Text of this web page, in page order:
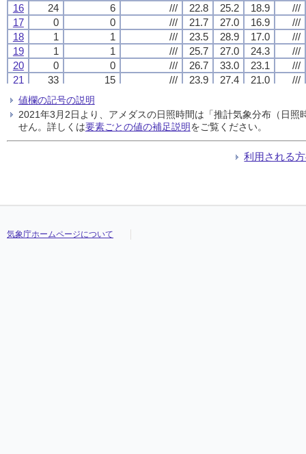
16
24 6 /// 22.8 25.2 18.9
///
17
0 0 /// 21.7 27.0 16.9
///
18
1 1 /// 23.5 28.9 17.0
///
19
1 1 /// 25.7 27.0 24.3
///
20
0 0 /// 26.7 33.0 23.1
///
21
33 15 /// 23.9 27.4 21.0
///
22
0
23
0 0 /// 24.6 31.2 18.7
///
24
6 3 /// 25.4 30.4 21.9
///
21.5
///
30
0 0 /// 20.0 25.7 14.3
///
16
24 6 /// 22.8 25.2 18.9
///
17
0 0 /// 21.7 27.0 16.9
///
18
1 1 /// 23.5 28.9 17.0
///
19
1 1 /// 25.7 27.0 24.3
///
20
0 0 /// 26.7 33.0 23.1
///
21
33 15 /// 23.9 27.4 21.0
///
22
0
23
0 0 /// 24.6 31.2 18.7
///
24
6 3 /// 25.4 30.4 21.9
///
21.5
///
30
0 0 /// 20.0 25.7 14.3
///
16
24 6 /// 22.8 25.2 18.9
///
17
0 0 /// 21.7 27.0 16.9
///
18
1 1 /// 23.5 28.9 17.0
///
19
1 1 /// 25.7 27.0 24.3
///
20
0 0 /// 26.7 33.0 23.1
///
21
33 15 /// 23.9 27.4 21.0
///
22
0
23
0 0 /// 24.6 31.2 18.7
///
24
6 3 /// 25.4 30.4 21.9
///
21.5
///
30
0 0 /// 20.0 25.7 14.3
///
16
24 6 /// 22.8 25.2 18.9
///
17
0 0 /// 21.7 27.0 16.9
///
18
1 1 /// 23.5 28.9 17.0
///
19
1 1 /// 25.7 27.0 24.3
///
20
0 0 /// 26.7 33.0 23.1
///
21
33 15 /// 23.9 27.4 21.0
///
22
0
23
0 0 /// 24.6 31.2 18.7
///
24
6 3 /// 25.4 30.4 21.9
///
21.5
///
30
0 0 /// 20.0 25.7 14.3
///
値欄の記号の説明
2021年3月2日より、アメダスの日照時間は「推計気象分布（日
せん。詳しくは要素ごとの値の補足説明をご覧ください。
利用される
気象庁ホームページについて